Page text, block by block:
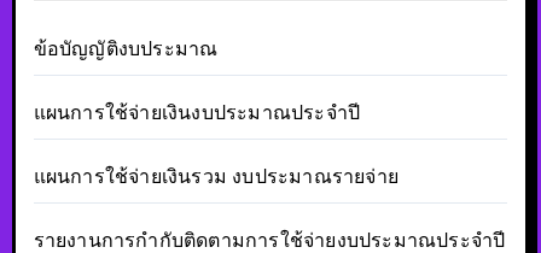
ข้อบัญญัติงบประมาณ
แผนการใช้จ่ายเงินงบประมาณประจำปี
แผนการใช้จ่ายเงินรวม งบประมาณรายจ่าย
รายงานการกำกับติดตามการใช้จ่ายงบประมาณประจำปี